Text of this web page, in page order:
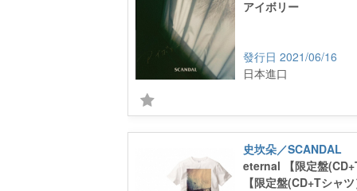
アイボリー
2021/06/16
日本進口
史坎朵／SCANDAL
eternal 【限定盤
【限定盤(CD+Tシャ